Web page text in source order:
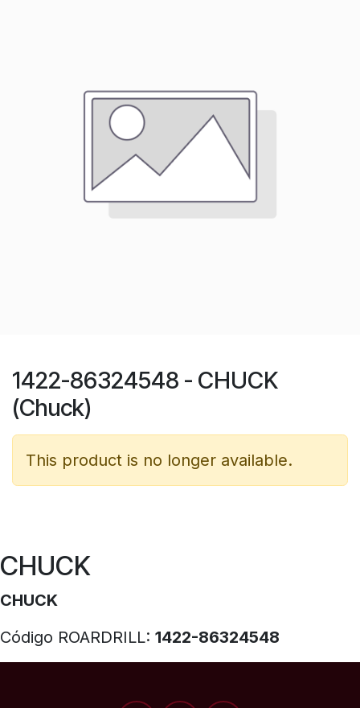
1422-86324548 - CHUCK
(Chuck)
This product is no longer available.
CHUCK
CHUCK
Código ROARDRILL: 1422-86324548